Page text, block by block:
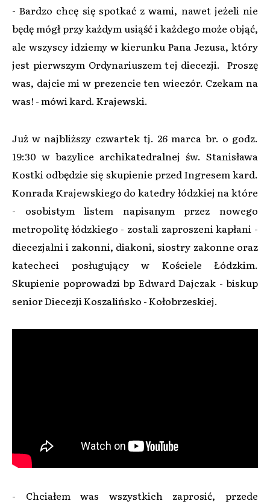
- Bardzo chcę się spotkać z wami, nawet jeżeli nie
będę mógł przy każdym usiąść i każdego może objąć,
ale wszyscy idziemy w kierunku Pana Jezusa, który
jest pierwszym Ordynariuszem tej diecezji. Proszę
was, dajcie mi w prezencie ten wieczór. Czekam na
was! - mówi kard. Krajewski.
Już w najbliższy czwartek tj. 26 marca br. o godz.
19:30 w bazylice archikatedralnej św. Stanisława
Kostki odbędzie się skupienie przed Ingresem kard.
Konrada Krajewskiego do katedry łódzkiej na które
- osobistym listem napisanym przez nowego
metropolitę łódzkiego - zostali zaproszeni kapłani -
diecezjalni i zakonni, diakoni, siostry zakonne oraz
katecheci posługujący w Kościele Łódzkim.
Skupienie poprowadzi bp Edward Dajczak - biskup
senior Diecezji Koszalińsko - Kołobrzeskiej.
- Chciałem was wszystkich zaprosić, przede